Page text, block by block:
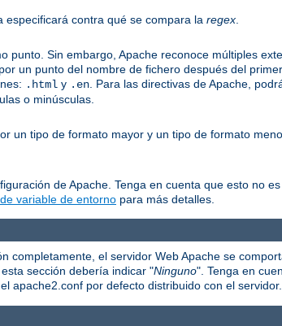
contra qué se compara la regex
punto. Sin embargo, Apache reconoce múltiples
un punto del nombre de fichero después del
.html y .en . Para las directivas de Apache,
o minúsculas.
un tipo de formato mayor y un tipo de formato
de Apache. Tenga en cuenta que esto no
variable de entorno para más detalles.
completamente, el servidor Web Apache se
sección debería indicar "Ninguno". Tenga en
apache2.conf por defecto distribuido con el servidor.